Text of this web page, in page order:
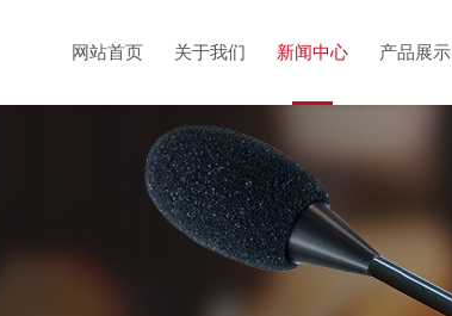
网站首页 关于我们 新闻中心 产品展示